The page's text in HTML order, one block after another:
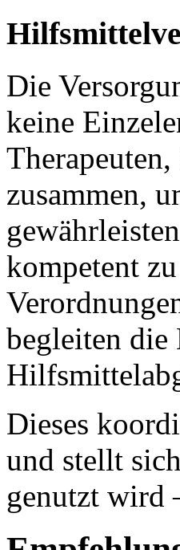
Die
keine
zusammen,
kompetent
begleiten die
Dieses
und stellt
genutzt wird